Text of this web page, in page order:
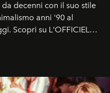
decenni con il suo stile
anni '90 al
Scopri su L'OFFICIEL